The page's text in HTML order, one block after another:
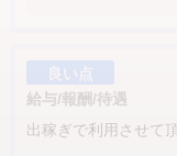
良い点
給与/報酬/待遇
出稼ぎで利用させて